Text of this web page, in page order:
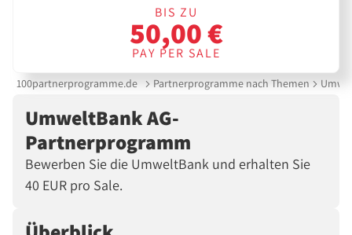
BIS ZU
50,00 €
PAY PER SALE
100partnerprogramme.de Partnerprogramme nach Themen
UmweltBank AG-
Partnerprogramm
Bewerben Sie die UmweltBank und erhalten Sie
40 EUR pro Sale.